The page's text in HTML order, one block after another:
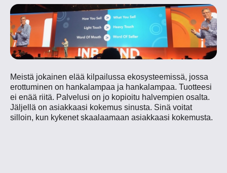
Meistä jokainen elää kilpailussa ekosysteemissä, jossa
erottuminen on hankalampaa ja hankalampaa. Tuotteesi
ei enää riitä. Palvelusi on jo kopioitu halvempien osalta.
Jäljellä on asiakkaasi kokemus sinusta. Sinä voitat
silloin, kun kykenet skaalaamaan asiakkaasi kokemusta.